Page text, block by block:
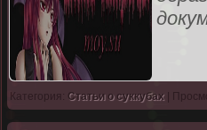
Категория: Статьи о суккубах |